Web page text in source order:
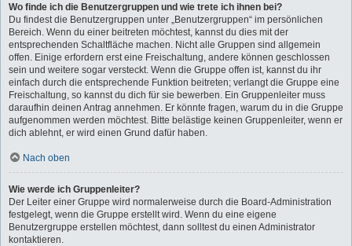
Wo finde ich die Benutzergruppen und wie trete ich ihnen bei?
Du findest die Benutzergruppen unter „Benutzergruppen“ im persönlichen
Bereich. Wenn du einer beitreten möchtest, kannst du dies mit der
entsprechenden Schaltfläche machen. Nicht alle Gruppen sind allgemein
offen. Einige erfordern erst eine Freischaltung, andere können geschlossen
sein und weitere sogar versteckt. Wenn die Gruppe offen ist, kannst du ihr
einfach durch die entsprechende Funktion beitreten; verlangt die Gruppe eine
Freischaltung, so kannst du dich für sie bewerben. Ein Gruppenleiter muss
daraufhin deinen Antrag annehmen. Er könnte fragen, warum du in die Gruppe
aufgenommen werden möchtest. Bitte belästige keinen Gruppenleiter, wenn er
dich ablehnt, er wird einen Grund dafür haben.
Nach oben
Wie werde ich Gruppenleiter?
Der Leiter einer Gruppe wird normalerweise durch die Board-Administration
festgelegt, wenn die Gruppe erstellt wird. Wenn du eine eigene
Benutzergruppe erstellen möchtest, dann solltest du einen Administrator
kontaktieren.